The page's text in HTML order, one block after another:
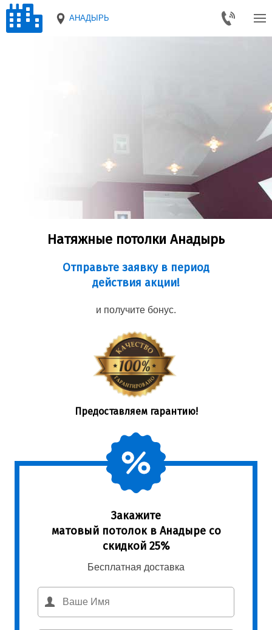
АНАДЫРЬ
Натяжные потолки Анадырь
Отправьте заявку в период
действия акции!
и получите бонус.
Предоставляем гарантию!
Закажите
матовый потолок в Анадыре со
скидкой 25%
Бесплатная доставка